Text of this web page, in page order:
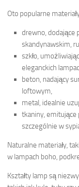
Oto popularne
drewno, dodające
skandynawskim,
szkło,
eleganckich
beton, nadający
loftowym,
metal, idealnie
tkaniny, emitujące
szczególnie w
Naturalne materiały,
w lampach boho,
Kształty lamp są